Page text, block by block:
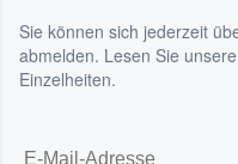
Sie können sich jederzeit
abmelden. Lesen Sie unsere
Einzelheiten.